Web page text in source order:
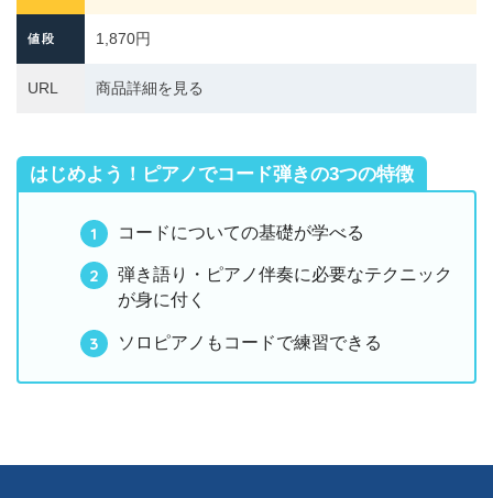
値段 1,870円
URL 商品詳細を見る
はじめよう！ピアノでコード弾きの3つの特徴
コードについての基礎が学べる
弾き語り・ピアノ伴奏に必要なテクニック
が身に付く
ソロピアノもコードで練習できる